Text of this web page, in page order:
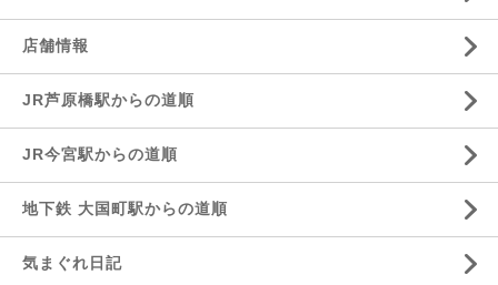
店舗情報
JR芦原橋駅からの道順
JR今宮駅からの道順
地下鉄 大国町駅からの道順
気まぐれ日記